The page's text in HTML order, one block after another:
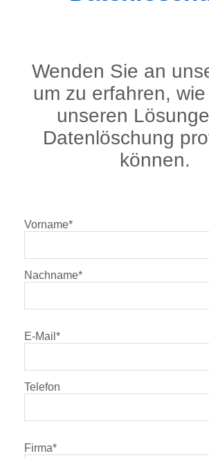
Wenden Sie an
um zu erfahren,
unseren
Datenlöschung
können.
Vorname*
Nachname*
E-Mail *
Telefon
Firma*